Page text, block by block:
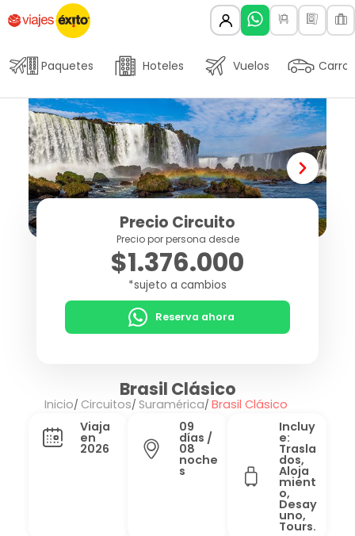
Paquetes Hoteles Vuelos Carros
Precio Circuito
Precio por persona desde
$1.376.000
*sujeto a cambios
Reserva ahora
Brasil Clásico
Inicio Circuitos Suramérica Brasil Clásico
Viaja
en
2026
09
días /
08
noche
s
Incluy
e:
Trasla
dos,
Aloja
mient
o,
Desay
uno,
Tours.